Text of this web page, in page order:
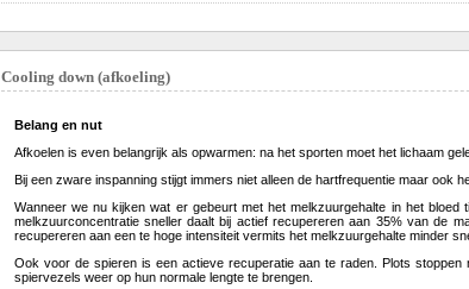
Cooling down (afkoeling)
Belang en nut
Afkoelen is even belangrijk als opwarmen: na het sporten moet het lichaam
Bij een zware inspanning stijgt immers niet alleen de hartfrequentie maar ook
Wanneer we nu kijken wat er gebeurt met het melkzuurgehalte in het
melkzuurconcentratie sneller daalt bij actief recupereren aan 35% van de
recupereren aan een te hoge intensiteit vermits het melkzuurgehalte minder
Ook voor de spieren is een actieve recuperatie aan te raden. Plots
spiervezels weer op hun normale lengte te brengen.